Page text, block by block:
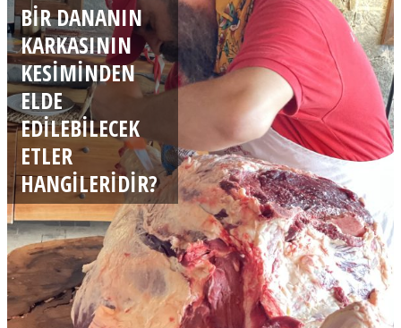
BIR DANANIN
KARKASININ
KESIMINDEN
ELDE
EDILEBILECEK
ETLER
HANGILERIDIR?